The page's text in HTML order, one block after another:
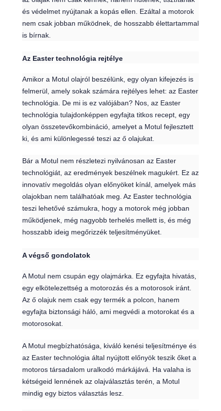
és védelmet nyújtanak a kopás ellen. Ezáltal a motorok
nem csak jobban működnek, de hosszabb élettartammal
is bírnak.
Az Easter technológia rejtélye
Amikor a Motul olajról beszélünk, egy olyan kifejezés is
felmerül, amely sokak számára rejtélyes lehet: az Easter
technológia. De mi is ez valójában? Nos, az Easter
technológia tulajdonképpen egyfajta titkos recept, egy
olyan összetevőkombináció, amelyet a Motul fejlesztett
ki, és ami különlegessé teszi az ő olajukat.
Bár a Motul nem részletezi nyilvánosan az Easter
technológiát, az eredmények beszélnek magukért. Ez az
innovatív megoldás olyan előnyöket kínál, amelyek más
olajokban nem találhatóak meg. Az Easter technológia
teszi lehetővé számukra, hogy a motorok még jobban
működjenek, még nagyobb terhelés mellett is, és még
hosszabb ideig megőrizzék teljesítményüket.
A végső gondolatok
A Motul nem csupán egy olajmárka. Ez egyfajta hivatás,
egy elkötelezettség a motorozás és a motorosok iránt.
Az ő olajuk nem csak egy termék a polcon, hanem
egyfajta biztonsági háló, ami megvédi a motorokat és a
motorosokat.
A Motul megbízhatósága, kiváló kenési teljesítménye és
az Easter technológia által nyújtott előnyök teszik őket a
motoros társadalom uralkodó márkájává. Ha valaha is
kétségeid lennének az olajválasztás terén, a Motul
mindig egy biztos választás lesz.